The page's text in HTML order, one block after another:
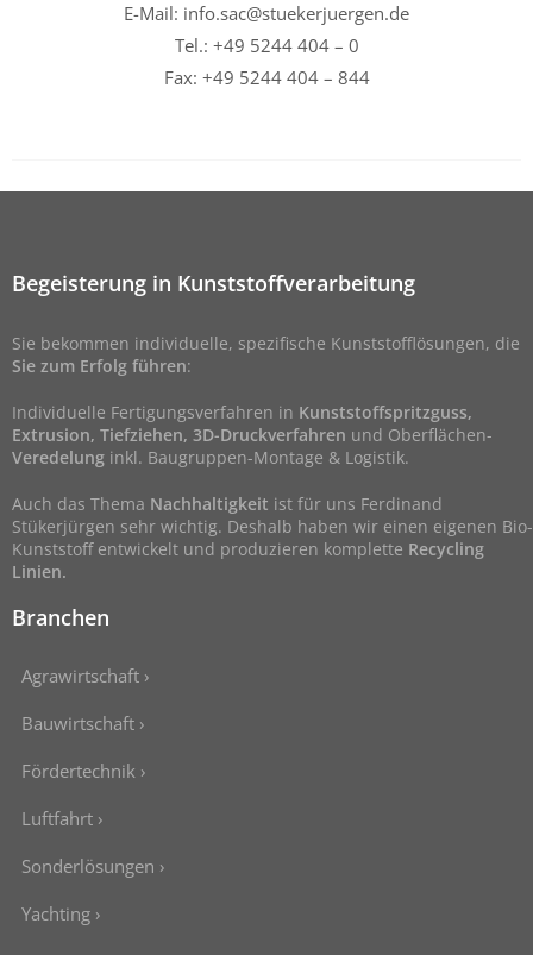
E-Mail: info.sac@stuekerjuergen.de
Tel.: +49 5244 404 – 0
Fax: +49 5244 404 – 844
Begeisterung in Kunststoffverarbeitung
Sie bekommen individuelle, spezifische Kunststofflösungen, die
Sie zum Erfolg führen:
Individuelle Fertigungsverfahren in Kunststoffspritzguss,
Extrusion, Tiefziehen, 3D-Druckverfahren und Oberflächen-
Veredelung inkl. Baugruppen-Montage & Logistik.
Auch das Thema Nachhaltigkeit ist für uns Ferdinand
Stükerjürgen sehr wichtig. Deshalb haben wir einen eigenen Bio-
Kunststoff entwickelt und produzieren komplette Recycling
Linien.
Branchen
Agrawirtschaft ›
Bauwirtschaft ›
Fördertechnik ›
Luftfahrt ›
Sonderlösungen ›
Yachting ›